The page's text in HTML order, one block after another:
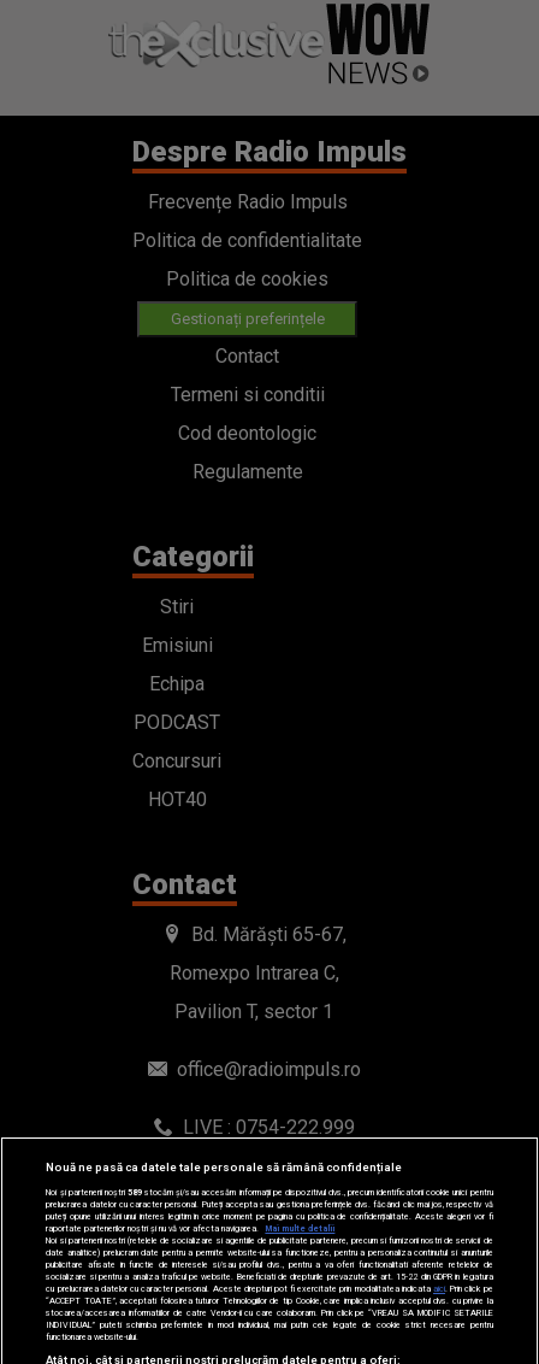
Politica de confidentialitate
Politica de cookies
Contact
Termeni si conditii
Cod deontologic
Regulamente
Categorii
Stiri
Emisiuni
Echipa
Concursuri
HOT40
Bd. Mărăști 65-67,
Romexpo Intrarea C,
Pavilion T, sector 1
LIVE : 0754-222.999
WhatsApp: 0754-222.999
© 2019-2026 DOGAN MEDIA INTERNATIONAL SA, Toate
drepturile rezervate.
Nouă ne pasă ca datele tale personale să rămână confidențiale
Noi și partenerii noștri589stocăm și/sau accesăm informații pe dispozitivul dvs., precum identificatorii cookie unici pentru
prelucrarea datelor cu caracter personal. Puteți accepta sau gestiona preferințele dvs. făcând clic mai jos, respectiv vă
puteți opune utilizării unui interes legitim în orice moment pe pagina cu politica de confidențialitate. Aceste alegeri vor fi
raportate partenerilor noștri și nu vă vor afecta navigarea.
Mai multe detalii
Noi si partenerii nostri (retelele de socializare si agentiile de publicitate partenere, precum si furnizorii nostri de servicii de
date analitice) prelucram date pentru a permite website-ului sa functioneze, pentru a personaliza continutul si anunturile
publicitare afisate in functie de interesele si/sau profilul dvs., pentru a va oferi functionalitati aferente retelelor de
socializare si pentru a analiza traficul pe website. Beneficiati de drepturile prevazute de art. 15-22 din GDPR in legatura
cu prelucrarea datelor cu caracter personal. Aceste drepturi pot fi exercitate prin modalitatea indicataaici . Prin click pe
“ACCEPT TOATE”, acceptati folosirea tuturor Tehnologiilor de tip Cookie, care implica inclusiv acceptul dvs. cu privire la
stocarea/accesarea informatiilor de catre Vendor-ii cu care colaboram. Prin click pe “VREAU SA MODIFIC SETARILE
INDIVIDUAL” puteti schimba preferintele in mod individual, mai putin cele legate de cookie strict necesare pentru
functionarea website-ului.
Atât noi, cât și partenerii noștri prelucrăm datele pentru a oferi: